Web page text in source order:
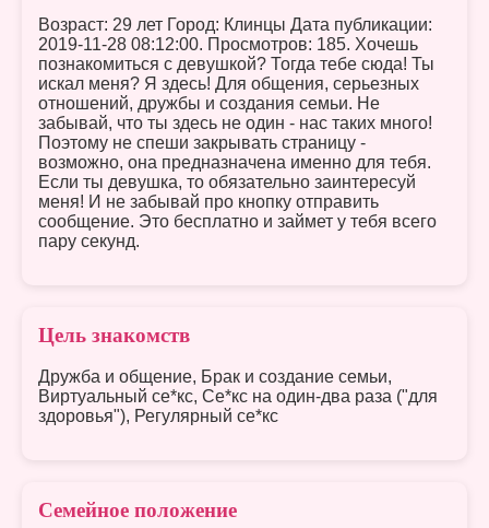
Возраст: 29 лет Город: Клинцы Дата публикации:
2019-11-28 08:12:00. Просмотров: 185. Хочешь
познакомиться с девушкой? Тогда тебе сюда! Ты
искал меня? Я здесь! Для общения, серьезных
отношений, дружбы и создания семьи. Не
забывай, что ты здесь не один - нас таких много!
Поэтому не спеши закрывать страницу -
возможно, она предназначена именно для тебя.
Если ты девушка, то обязательно заинтересуй
меня! И не забывай про кнопку отправить
сообщение. Это бесплатно и займет у тебя всего
пару секунд.
Цель знакомств
Дружба и общение, Брак и создание семьи,
Виртуальный се*кс, Се*кс на один-два раза ("для
здоровья"), Регулярный се*кс
Семейное положение